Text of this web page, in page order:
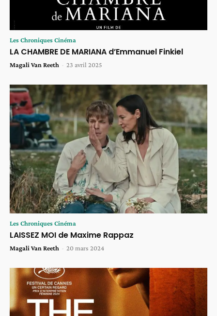
Les Chroniques Cinéma
LA CHAMBRE DE MARIANA d’Emmanuel Finkiel
Magali Van Reeth - 23 avril 2025
Les Chroniques Cinéma
LAISSEZ MOI de Maxime Rappaz
Magali Van Reeth - 20 mars 2024